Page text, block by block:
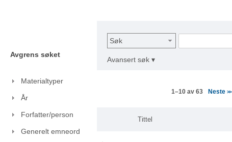
Avgrens søket
Materialtyper
År
Forfatter/person
Generelt emneord
Søk
Avansert søk ▾
1–10 av 63 Neste>>
Tittel